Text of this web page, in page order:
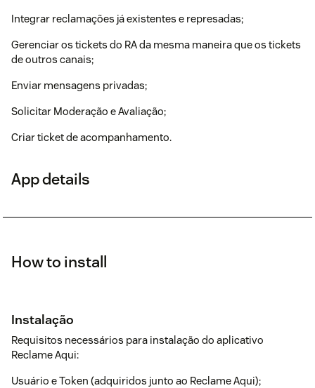
Integrar reclamações já existentes e represadas;
Gerenciar os tickets do RA da mesma maneira que os tickets
de outros canais;
Enviar mensagens privadas;
Solicitar Moderação e Avaliação;
Criar ticket de acompanhamento.
App details
How to install
Instalação
Requisitos necessários para instalação do aplicativo
Reclame Aqui:
Usuário e Token (adquiridos junto ao Reclame Aqui);